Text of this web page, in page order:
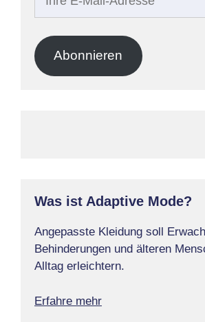
Adresse
Abonnieren
Was ist Adaptive Mode?
Angepasste Kleidung soll
Behinderungen und älteren
Alltag erleichtern.
Erfahre mehr